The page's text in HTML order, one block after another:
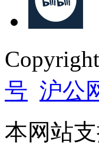
号 沪公
本网站